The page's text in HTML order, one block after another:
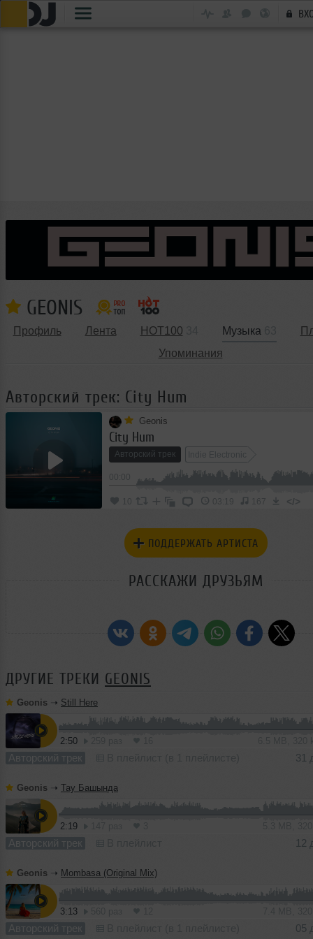
GEONIS
Профиль Лента HOT100 Музыка
Упоминания
Авторский трек: City Hum
Geonis
City Hum
Авторский трек Indie Electronic
03:19 167 </>
ПОДДЕРЖАТЬ АРТИСТА
РАССКАЖИ ДРУЗЬЯМ
ДРУГИЕ ТРЕКИ GEONIS
Geonis ➝ Still Here
2:50
Авторский трек 31
Geonis ➝ Тау Башында
2:19
Авторский трек 12
Geonis ➝ Mombasa (Original Mix)
3:13
Авторский трек 05